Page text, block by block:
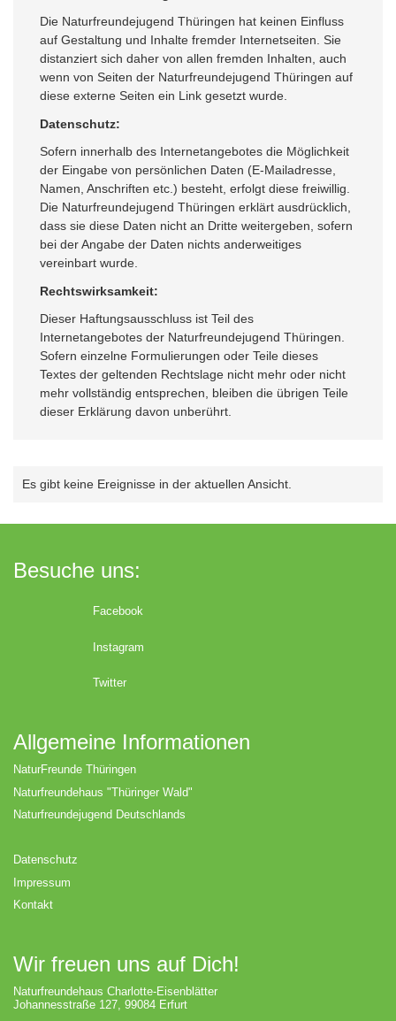
Die Naturfreundejugend Thüringen hat keinen Einfluss
auf Gestaltung und Inhalte fremder Internetseiten. Sie
distanziert sich daher von allen fremden Inhalten, auch
wenn von Seiten der Naturfreundejugend Thüringen auf
diese externe Seiten ein Link gesetzt wurde.
Datenschutz:
Sofern innerhalb des Internetangebotes die Möglichkeit
der Eingabe von persönlichen Daten (E-Mailadresse,
Namen, Anschriften etc.) besteht, erfolgt diese freiwillig.
Die Naturfreundejugend Thüringen erklärt ausdrücklich,
dass sie diese Daten nicht an Dritte weitergeben, sofern
bei der Angabe der Daten nichts anderweitiges
vereinbart wurde.
Rechtswirksamkeit:
Dieser Haftungsausschluss ist Teil des
Internetangebotes der Naturfreundejugend Thüringen.
Sofern einzelne Formulierungen oder Teile dieses
Textes der geltenden Rechtslage nicht mehr oder nicht
mehr vollständig entsprechen, bleiben die übrigen Teile
dieser Erklärung davon unberührt.
Es gibt keine Ereignisse in der aktuellen Ansicht.
Besuche uns:
Facebook
Instagram
Twitter
Allgemeine Informationen
NaturFreunde Thüringen
Naturfreundehaus "Thüringer Wald"
Naturfreundejugend Deutschlands
Datenschutz
Impressum
Kontakt
Wir freuen uns auf Dich!
Naturfreundehaus Charlotte-Eisenblätter
Johannesstraße 127, 99084 Erfurt